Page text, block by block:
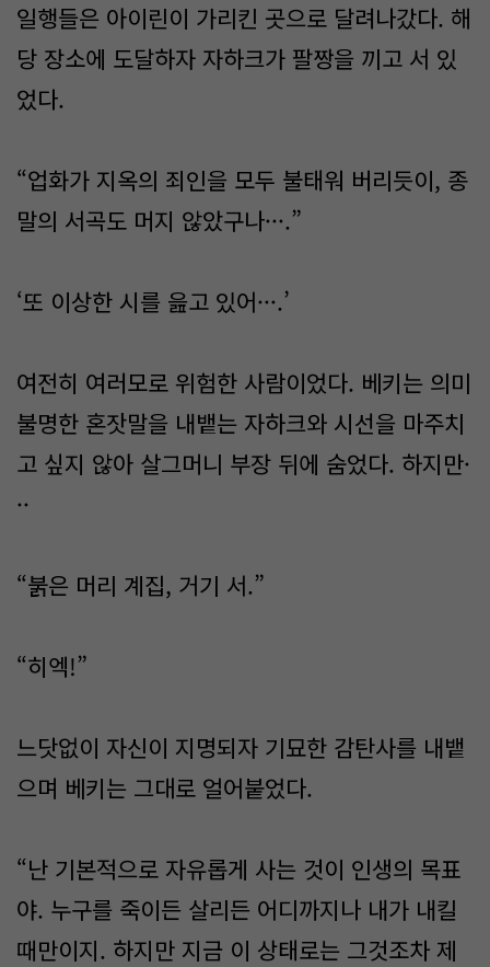
일행들은 아이린이 가리킨 곳으로 달려나갔다. 해
당 장소에 도달하자 자하크가 팔짱을 끼고 서 있
었다.
“업화가 지옥의 죄인을 모두 불태워 버리듯이, 종
말의 서곡도 머지 않았구나···.”
‘또 이상한 시를 읊고 있어···.’
여전히 여러모로 위험한 사람이었다. 베키는 의미
불명한 혼잣말을 내뱉는 자하크와 시선을 마주치
고 싶지 않아 살그머니 부장 뒤에 숨었다. 하지만·
··
“붉은 머리 계집, 거기 서.”
“히엑!”
느닷없이 자신이 지명되자 기묘한 감탄사를 내뱉
으며 베키는 그대로 얼어붙었다.
“난 기본적으로 자유롭게 사는 것이 인생의 목표
야. 누구를 죽이든 살리든 어디까지나 내가 내킬
때만이지. 하지만 지금 이 상태로는 그것조차 제